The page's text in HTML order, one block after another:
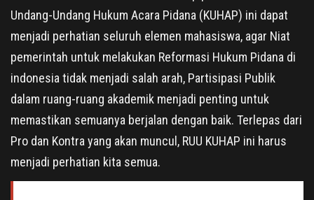
Undang-Undang Hukum Acara Pidana (KUHAP) ini dapat
menjadi perhatian seluruh elemen mahasiswa, agar Niat
pemerintah untuk melakukan Reformasi Hukum Pidana di
indonesia tidak menjadi salah arah, Partisipasi Publik
dalam ruang-ruang akademik menjadi penting untuk
memastikan semuanya berjalan dengan baik. Terlepas dari
Pro dan Kontra yang akan muncul, RUU KUHAP ini harus
menjadi perhatian kita semua.